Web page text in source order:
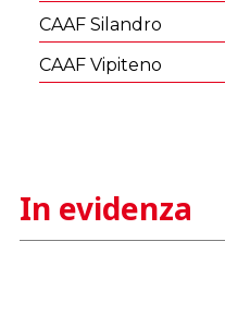
CAAF Silandro
CAAF Vipiteno
In evidenza